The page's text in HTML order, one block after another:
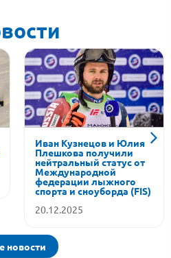
Иван Кузнецов и Юлия
Плешкова получили
нейтральный статус от
Международной
федерации лыжного
спорта и сноуборда (FIS)
20.12.2025
новости